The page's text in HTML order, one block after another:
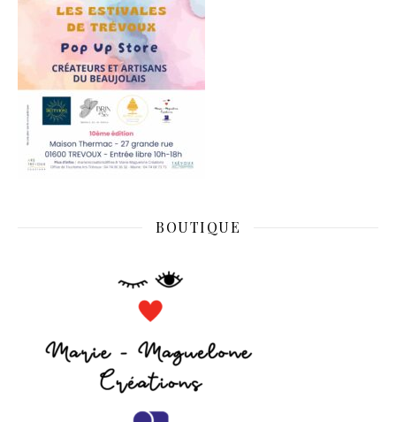
BOUTIQUE